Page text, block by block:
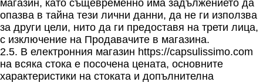
магазин, като същевременно има задължението да
опазва в тайна тези лични данни, да не ги използва
за други цели, нито да ги предоставя на трети лица,
с изключение на Продавачите в магазина.
2.5. В електронния магазин https://capsulissimo.com
на всяка стока е посочена цената, основните
характеристики на стоката и допълнителна